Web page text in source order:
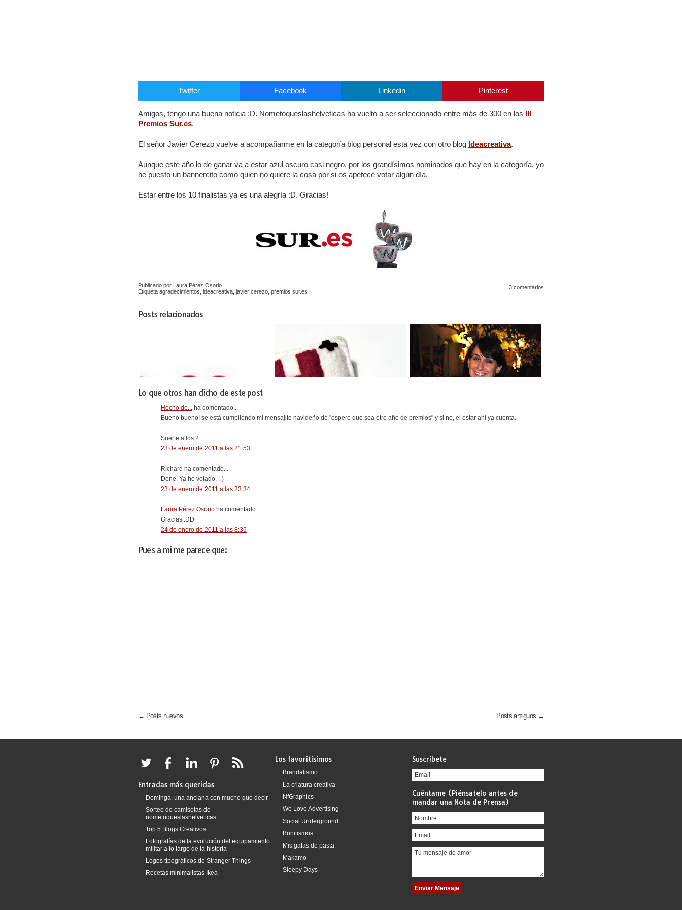
Twitter Facebook Linkedin Pinterest
Amigos, tengo una buena noticia :D. Nometoqueslashelveticas ha vuelto a ser seleccionado entre más de 300 en los III
Premios Sur.es.
El señor Javier Cerezo vuelve a acompañarme en la categoría blog personal esta vez con otro blog Ideacreativa.
Aunque este año lo de ganar va a estar azul oscuro casi negro, por los grandísimos nominados que hay en la categoría, yo
he puesto un bannercito como quien no quiere la cosa por si os apetece votar algún día.
Estar entre los 10 finalistas ya es una alegría :D. Gracias!
Publicado por Laura Pérez Osorio
Etiqueta agradecimientos ideacreativa javier cerezo premios sur.es
3 comentarios
Posts relacionados
Lo que otros han dicho de este post
Hecho de... ha comentado...
Bueno bueno! se está cumpliendo mi mensajito navideño de "espero que sea otro año de premios" y si no, el estar ahí ya cuenta.
Suerte a los 2.
23 de enero de 2011 a las 21:53
Richard ha comentado...
Done. Ya he votado. :-)
23 de enero de 2011 a las 23:34
Laura Pérez Osorio ha comentado...
Gracias :DD
24 de enero de 2011 a las 8:36
Pues a mi me parece que:
← Posts nuevos Posts antiguos →
Entradas más queridas
Dominga, una anciana con mucho que decir
Sorteo de camisetas de
nometoqueslashelveticas
Top 5 Blogs Creativos
Fotografías de la evolución del equipamiento
militar a lo largo de la historia
Logos tipográficos de Stranger Things
Recetas minimalistas Ikea
Los favoritísimos
Brandalismo
La criatura creativa
NfGraphics
We Love Advertising
Social Underground
Bonitismos
Mis gafas de pasta
Makamo
Sleepy Days
Suscríbete
Cuéntame (Piénsatelo antes de
mandar una Nota de Prensa)